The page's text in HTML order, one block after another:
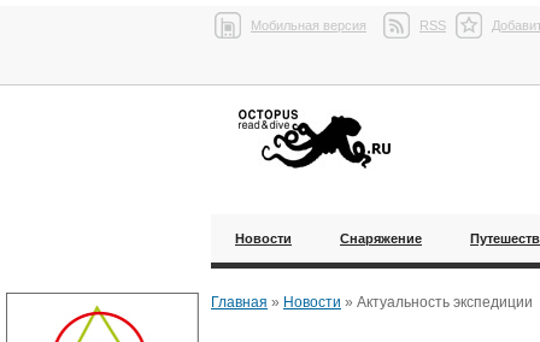
Мобильная версия RSS
Новости Снаряжение
Главная » Новости » Актуальность экспедиции